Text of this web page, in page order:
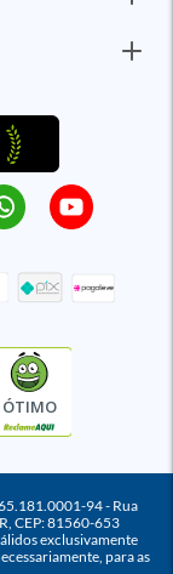
ÓTIMO
94 - Rua
CEP: 81560-653
exclusivamente
para as